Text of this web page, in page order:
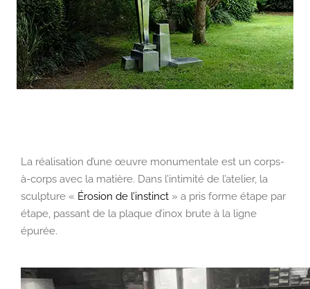
La réalisation d’une œuvre monumentale est un corps-
à-corps avec la matière. Dans l’intimité de l’atelier, la
sculpture « Érosion de l’instinct » a pris forme étape par
étape, passant de la plaque d’inox brute à la ligne
épurée.